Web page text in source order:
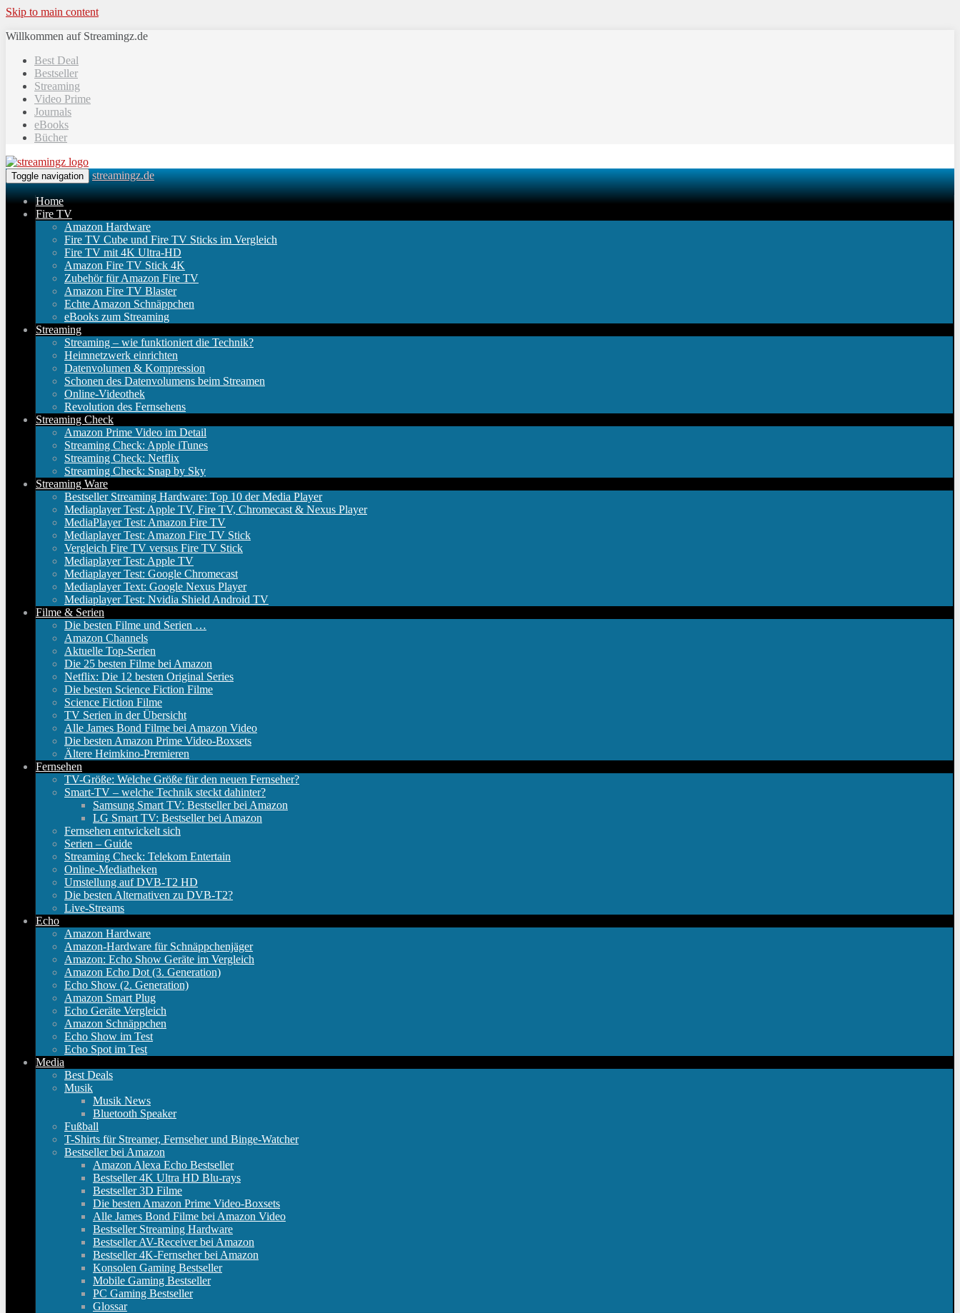
Skip to main content
Willkommen auf Streamingz.de
Best Deal
Bestseller
Streaming
Video Prime
Journals
eBooks
Bücher
Toggle navigation streamingz.de
Home
Fire TV
Amazon Hardware
Fire TV Cube und Fire TV Sticks im Vergleich
Fire TV mit 4K Ultra-HD
Amazon Fire TV Stick 4K
Zubehör für Amazon Fire TV
Amazon Fire TV Blaster
Echte Amazon Schnäppchen
eBooks zum Streaming
Streaming
Streaming – wie funktioniert die Technik?
Heimnetzwerk einrichten
Datenvolumen & Kompression
Schonen des Datenvolumens beim Streamen
Online-Videothek
Revolution des Fernsehens
Streaming Check
Amazon Prime Video im Detail
Streaming Check: Apple iTunes
Streaming Check: Netflix
Streaming Check: Snap by Sky
Streaming Ware
Bestseller Streaming Hardware: Top 10 der Media Player
Mediaplayer Test: Apple TV, Fire TV, Chromecast & Nexus Player
MediaPlayer Test: Amazon Fire TV
Mediaplayer Test: Amazon Fire TV Stick
Vergleich Fire TV versus Fire TV Stick
Mediaplayer Test: Apple TV
Mediaplayer Test: Google Chromecast
Mediaplayer Text: Google Nexus Player
Mediaplayer Test: Nvidia Shield Android TV
Filme & Serien
Die besten Filme und Serien …
Amazon Channels
Aktuelle Top-Serien
Die 25 besten Filme bei Amazon
Netflix: Die 12 besten Original Series
Die besten Science Fiction Filme
Science Fiction Filme
TV Serien in der Übersicht
Alle James Bond Filme bei Amazon Video
Die besten Amazon Prime Video-Boxsets
Ältere Heimkino-Premieren
Fernsehen
TV-Größe: Welche Größe für den neuen Fernseher?
Smart-TV – welche Technik steckt dahinter?
Samsung Smart TV: Bestseller bei Amazon
LG Smart TV: Bestseller bei Amazon
Fernsehen entwickelt sich
Serien – Guide
Streaming Check: Telekom Entertain
Online-Mediatheken
Umstellung auf DVB-T2 HD
Die besten Alternativen zu DVB-T2?
Live-Streams
Echo
Amazon Hardware
Amazon-Hardware für Schnäppchenjäger
Amazon: Echo Show Geräte im Vergleich
Amazon Echo Dot (3. Generation)
Echo Show (2. Generation)
Amazon Smart Plug
Echo Geräte Vergleich
Amazon Schnäppchen
Echo Show im Test
Echo Spot im Test
Media
Best Deals
Musik
Musik News
Bluetooth Speaker
Fußball
T-Shirts für Streamer, Fernseher und Binge-Watcher
Bestseller bei Amazon
Amazon Alexa Echo Bestseller
Bestseller 4K Ultra HD Blu-rays
Bestseller 3D Filme
Die besten Amazon Prime Video-Boxsets
Alle James Bond Filme bei Amazon Video
Bestseller Streaming Hardware
Bestseller AV-Receiver bei Amazon
Bestseller 4K-Fernseher bei Amazon
Konsolen Gaming Bestseller
Mobile Gaming Bestseller
PC Gaming Bestseller
Glossar